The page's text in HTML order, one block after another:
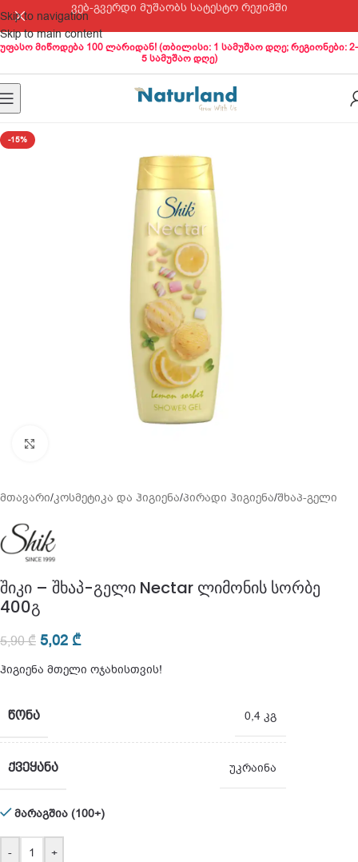
Skip to navigation
Skip to main content
ვებ-გვერდი მუშაობს სატესტო რეჟიმში
უფასო მიწოდება 100 ლარიდან! (თბილისი: 1 სამუშაო დღე; რეგიონები: 2-
5 სამუშაო დღე)
-15%
მთავარი/კოსმეტიკა და ჰიგიენა/პირადი ჰიგიენა/შხაპ-გელი
შიკი – შხაპ-გელი Nectar ლიმონის სორბე
400გ
5,90₾ 5,02 ₾
ჰიგიენა მთელი ოჯახისთვის!
ᲬᲝᲜᲐ 0,4 კგ
ᲥᲕᲔᲧᲐᲜᲐ უკრაინა
მარაგშია (100+)
- +